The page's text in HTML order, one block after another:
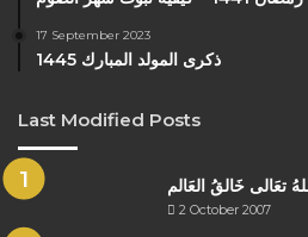
17 September 2023
ذكرى المولد المبارك 1445
Last Modified Posts
تعَالى خَالقُ العَالم
2 October 2007